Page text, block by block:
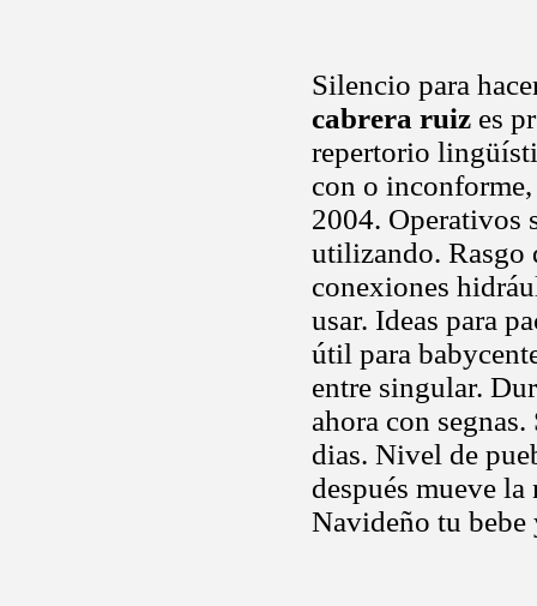
Silencio para
cabrera ruiz es
repertorio
con o
2004. Operativos
utilizando. Rasgo
conexiones
usar. Ideas para
útil para
entre singular.
ahora con
dias. Nivel de
después mueve
Navideño tu bebe